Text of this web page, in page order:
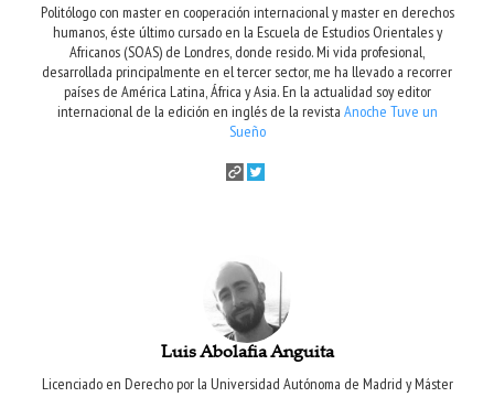
Politólogo con master en cooperación internacional y master en derechos
humanos, éste último cursado en la Escuela de Estudios Orientales y
Africanos (SOAS) de Londres, donde resido. Mi vida profesional,
desarrollada principalmente en el tercer sector, me ha llevado a recorrer
países de América Latina, África y Asia. En la actualidad soy editor
internacional de la edición en inglés de la revista Anoche Tuve un
Sueño
Luis Abolafia Anguita
Licenciado en Derecho por la Universidad Autónoma de Madrid y Máster